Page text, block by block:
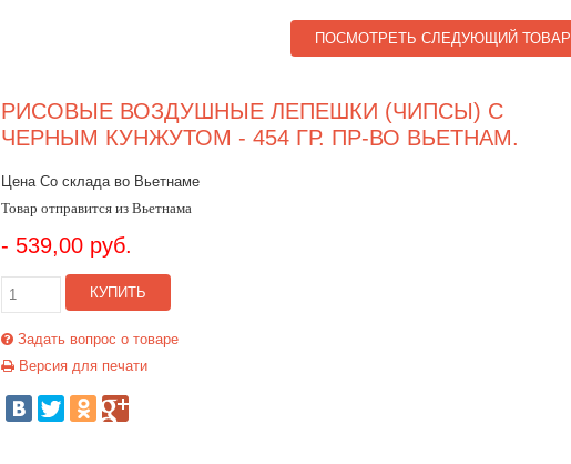
ПОСМОТРЕТЬ СЛЕДУЮЩИЙ ТОВАР
РИСОВЫЕ ВОЗДУШНЫЕ ЛЕПЕШКИ (ЧИПСЫ) С
ЧЕРНЫМ КУНЖУТОМ - 454 ГР. ПР-ВО ВЬЕТНАМ.
Цена Со склада во Вьетнаме
Товар отправится из Вьетнама
- 539,00 руб.
КУПИТЬ
Задать вопрос о товаре
Версия для печати